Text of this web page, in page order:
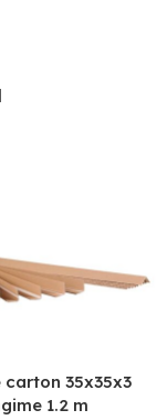
carton 35x35x3
1.2 m